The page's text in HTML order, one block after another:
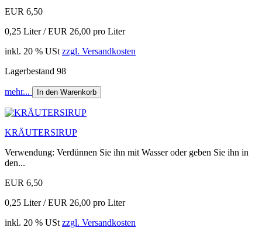
EUR 6,50
0,25 Liter / EUR 26,00 pro Liter
inkl. 20 % USt zzgl. Versandkosten
Lagerbestand 98
mehr... In den Warenkorb
KRÄUTERSIRUP
Verwendung: Verdünnen Sie ihn mit Wasser oder geben Sie ihn in
den...
EUR 6,50
0,25 Liter / EUR 26,00 pro Liter
inkl. 20 % USt zzgl. Versandkosten